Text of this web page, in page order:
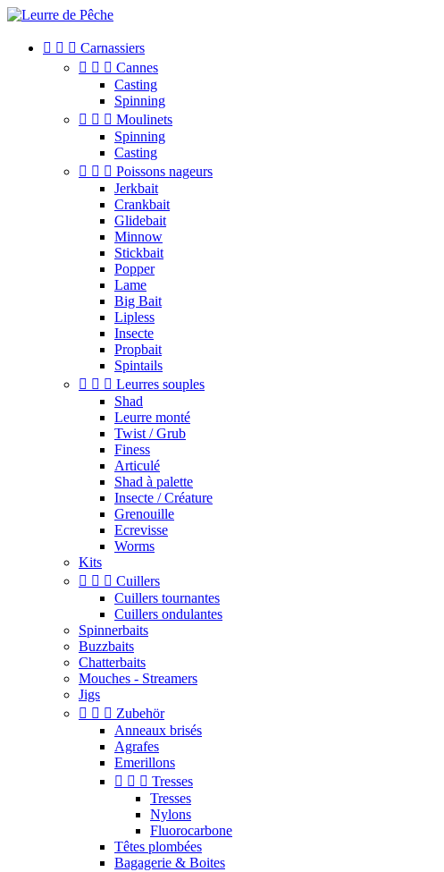
   Carnassiers
   Cannes
Casting
Spinning
   Moulinets
Spinning
Casting
   Poissons nageurs
Jerkbait
Crankbait
Glidebait
Minnow
Stickbait
Popper
Lame
Big Bait
Lipless
Insecte
Propbait
Spintails
   Leurres souples
Shad
Leurre monté
Twist / Grub
Finess
Articulé
Shad à palette
Insecte / Créature
Grenouille
Ecrevisse
Worms
Kits
   Cuillers
Cuillers tournantes
Cuillers ondulantes
Spinnerbaits
Buzzbaits
Chatterbaits
Mouches - Streamers
Jigs
   Zubehör
Anneaux brisés
Agrafes
Emerillons
   Tresses
Tresses
Nylons
Fluorocarbone
Têtes plombées
Bagagerie & Boites